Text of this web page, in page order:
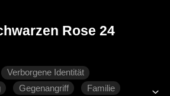
Rose 24
Verborgene Identität
Gegenangriff Familie